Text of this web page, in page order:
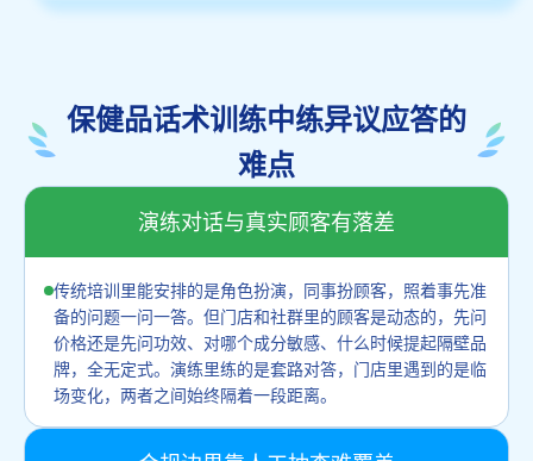
保健品话术训练中练异议应答的
难点
演练对话与真实顾客有落差
传统培训里能安排的是角色扮演，同事扮顾客，照着事先准
备的问题一问一答。但门店和社群里的顾客是动态的，先问
价格还是先问功效、对哪个成分敏感、什么时候提起隔壁品
牌，全无定式。演练里练的是套路对答，门店里遇到的是临
场变化，两者之间始终隔着一段距离。